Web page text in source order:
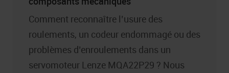
Comment reconnaître l’usure des
roulements, un codeur endommagé ou des
problèmes d’enroulements dans un
servomoteur Lenze MQA22P29 ? Nous